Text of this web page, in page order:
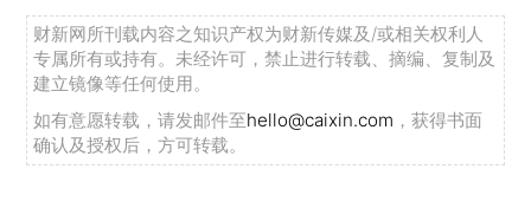
财新网所刊载内容之知识产权为财新传媒及/或相关权利人
专属所有或持有。未经许可，禁止进行转载、摘编、复制及
建立镜像等任何使用。
如有意愿转载，请发邮件至hello@caixin.com ，获得书面
确认及授权后，方可转载。